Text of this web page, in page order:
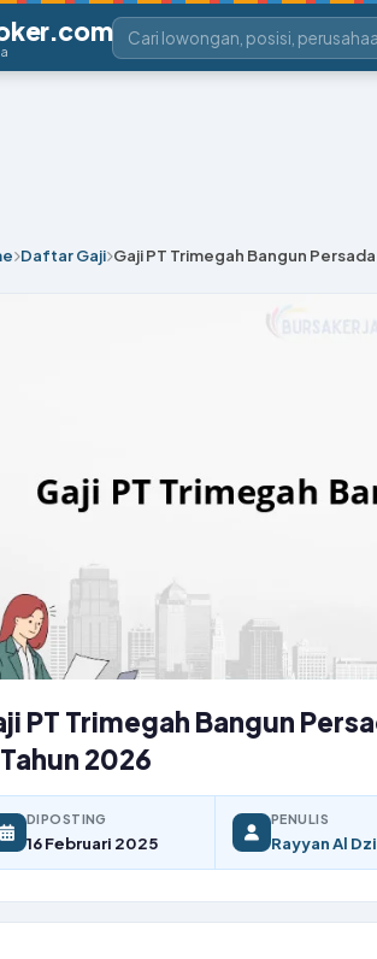
Daftar Gaji Gaji PT Trimegah Bangun
PT Trimegah Bangun
2026
DIPOSTING
16 Februari 2025
PENULIS
Rayyan Al